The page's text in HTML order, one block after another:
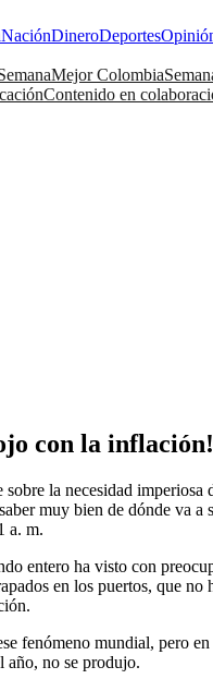
NaciónDineroDeportes
Mejor Colombia
Contenido en
con la inflación!
la necesidad
muy bien de dónde va
a. m.
entero ha visto con
en los puertos, que
fenómeno mundial, pero
año, no se produjo.